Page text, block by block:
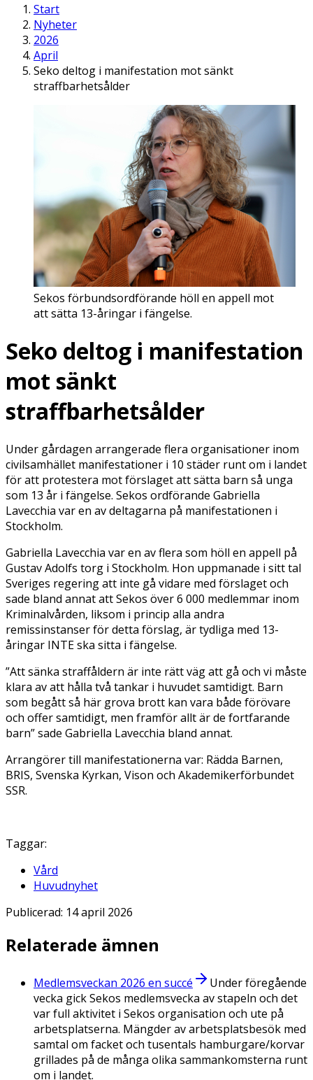
Start
Nyheter
2026
April
Seko deltog i manifestation mot sänkt
straffbarhetsålder
Sekos förbundsordförande höll en appell mot
att sätta 13-åringar i fängelse.
Seko deltog i manifestation
mot sänkt
straffbarhetsålder
Under gårdagen arrangerade flera organisationer inom
civilsamhället manifestationer i 10 städer runt om i landet
för att protestera mot förslaget att sätta barn så unga
som 13 år i fängelse. Sekos ordförande Gabriella
Lavecchia var en av deltagarna på manifestationen i
Stockholm.
Gabriella Lavecchia var en av flera som höll en appell på
Gustav Adolfs torg i Stockholm. Hon uppmanade i sitt tal
Sveriges regering att inte gå vidare med förslaget och
sade bland annat att Sekos över 6 000 medlemmar inom
Kriminalvården, liksom i princip alla andra
remissinstanser för detta förslag, är tydliga med 13-
åringar INTE ska sitta i fängelse.
”Att sänka straffåldern är inte rätt väg att gå och vi måste
klara av att hålla två tankar i huvudet samtidigt. Barn
som begått så här grova brott kan vara både förövare
och offer samtidigt, men framför allt är de fortfarande
barn”sade Gabriella Lavecchia bland annat.
Arrangörer till manifestationerna var: Rädda Barnen,
BRIS, Svenska Kyrkan, Vison och Akademikerförbundet
SSR.
Taggar:
Vård
Huvudnyhet
Publicerad: 14 april 2026
Relaterade ämnen
Medlemsveckan 2026 en succé
Under föregående
vecka gick Sekos medlemsvecka av stapeln och det
var full aktivitet i Sekos organisation och ute på
arbetsplatserna. Mängder av arbetsplatsbesök med
samtal om facket och tusentals hamburgare/korvar
grillades på de många olika sammankomsterna runt
om i landet.